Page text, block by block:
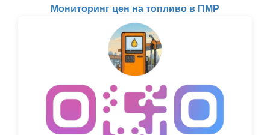
Мониторинг цен на топливо в ПМР